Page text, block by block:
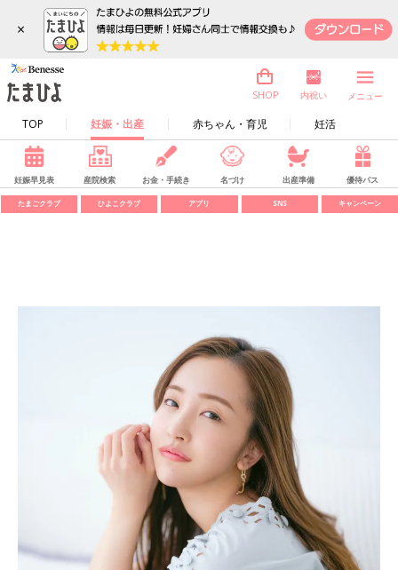
×
TOP 妊娠・出産 赤ちゃん・育児 妊活
SHOP 内祝い メニュー
妊娠早見表 産院検索 お金・手続き 名づけ 出産準備 優待パス
たまごクラブ ひよこクラブ アプリ SNS キャンペーン